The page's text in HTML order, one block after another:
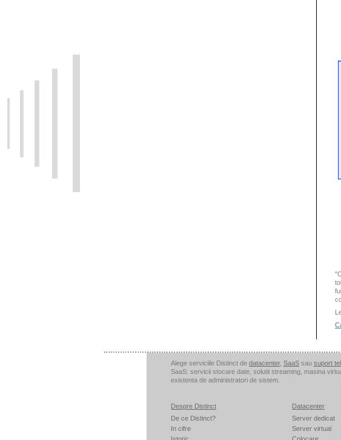
Alege serviciile Distinct de datacenter, SaaS sau suport
SaaS: servicii stocare date, solutii streaming, masina
existenta de administratori de sistem.
Despre Distinct
De ce Distinct?
In cifre
Datacenter
Server dedicat
Server virtual